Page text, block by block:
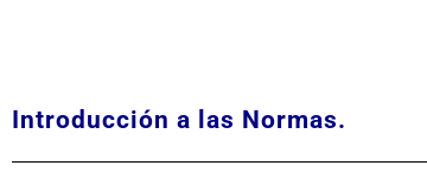
Introducción a las Normas.